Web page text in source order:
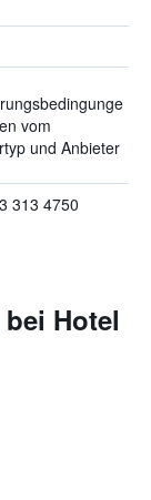
vom
und Anbieter
313 4750
Hotel